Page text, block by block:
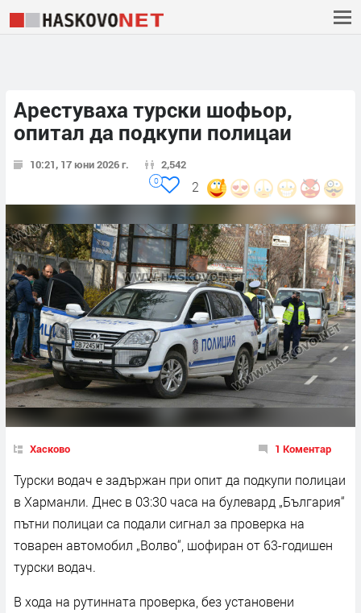
Арестуваха турски шофьор,
опитал да подкупи полицаи
10:21, 17 юни 2026 г. 2,542
2
0
Хасково 1 Коментар
Турски водач е задържан при опит да подкупи полицаи
в Харманли. Днес в 03:30 часа на булевард „България“
пътни полицаи са подали сигнал за проверка на
товарен автомобил „Волво“, шофиран от 63-годишен
турски водач.
В хода на рутинната проверка, без установени